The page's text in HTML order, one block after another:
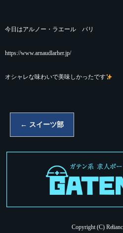
今日はアルノー・ラエール パリ
https://www.arnaudlarher.jp/
オシャレな味わいで美味しかったです
← スイーツ部
Copyright (C)